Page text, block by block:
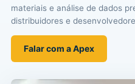
materiais e análise de dados
distribuidores e
Falar com a Apex